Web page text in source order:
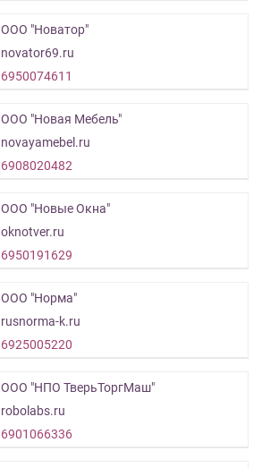
ООО "Новатор"
novator69.ru
6950074611
ООО "Новая Мебель"
novayamebel.ru
6908020482
ООО "Новые Окна"
oknotver.ru
6950191629
ООО "Норма"
rusnorma-k.ru
6925005220
ООО "НПО ТверьТоргМаш"
robolabs.ru
6901066336